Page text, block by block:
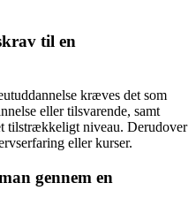
til en
kræves det som
eller tilsvarende, samt
tilstrækkeligt niveau. Derudover
eller kurser.
gennem en